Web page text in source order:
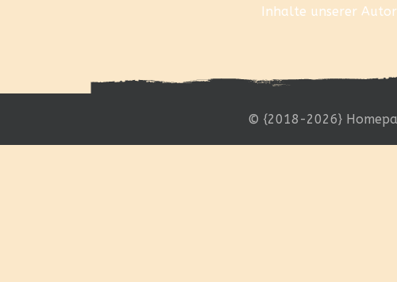
Inhalte unserer
© {2018-2026}